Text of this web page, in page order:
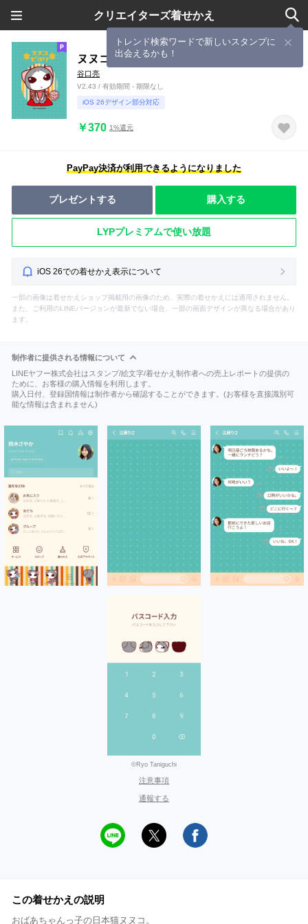
クリエイターズ着せかえ
トレンド検索ワードで新しいスタンプに
出会えるかも！
ヌヌコ日和
谷口亮
V2.43 / 有効期間 - 期限なし
iOS 26デザイン部分対応
￥370 1%還元
PayPay決済が利用できるようになりました
プレゼントする 購入する
LYPプレミアムで使い放題
iOS 26での着せかえ表示について
一部の画像は着せかえショップ掲載用の画像のため、実際の着せかえには適用されません。
また、ご利用のLINEバージョンが最新でない場合、一部の画面デザインが異なる場合があり
ます。
制作者に提供される情報について
LINEヤフー株式会社はスタンプ/絵文字/着せかえ制作者への売上レポートの提供の
ために、お客様の購入情報を利用します。
購入日付、登録国情報は制作者から確認することができます。(お客様を直接識別可
能な情報は含まれません)
©Ryo Taniguchi
注意事項
通報する
この着せかえの説明
おばあちゃんっ子の日本猫ヌヌコ。